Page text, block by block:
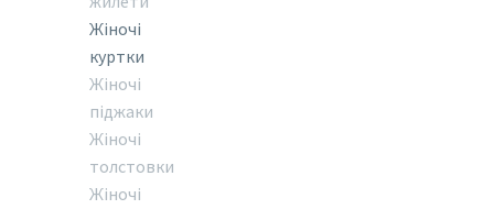
Жіночі
куртки
Жіночі
піджаки
Жіночі
толстовки
Жіночі